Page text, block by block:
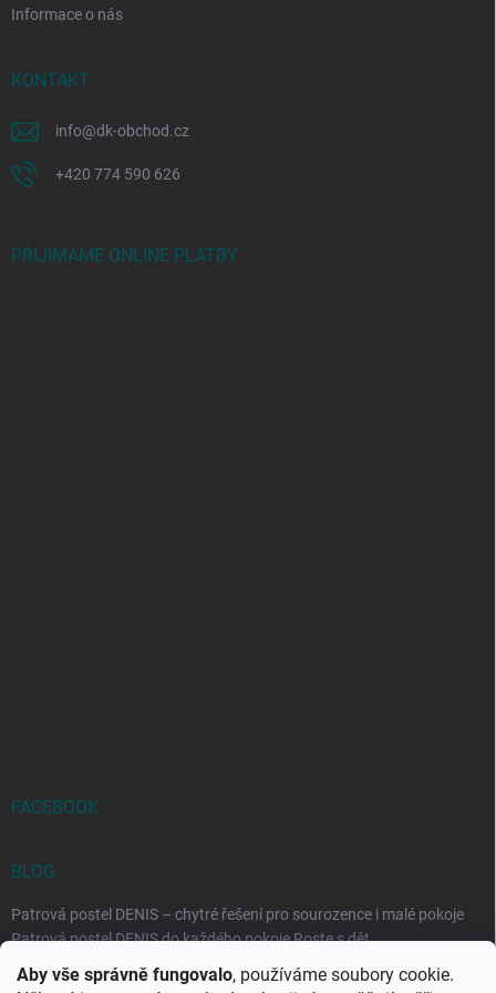
Aby vše správně fungovalo, používáme soubory cookie.
Informace o nás
KONTAKT
info@dk-obchod.cz
+420 774 590 626
PŘIJÍMÁME ONLINE PLATBY
FACEBOOK
BLOG
Patrová postel DENIS – chytré řešení pro sourozence i malé pokoje
Patrová postel DENIS do každého pokoje Roste s dět...
Rozkládací postele RELAX – ideální řešení pro malé prostory i